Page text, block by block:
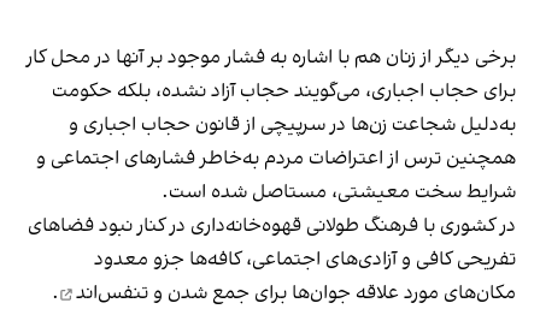
برخی دیگر از زنان هم با اشاره به فشار موجود بر آنها در محل کار
برای حجاب اجباری، می‌گویند حجاب آزاد نشده، بلکه حکومت
به‌دلیل شجاعت زن‌ها در سرپیچی از قانون حجاب اجباری و
همچنین ترس از اعتراضات مردم به‌خاطر فشارهای اجتماعی و
شرایط سخت معیشتی، مستاصل شده است.
در کشوری با فرهنگ طولانی قهوه‌‌خانه‌داری در کنار نبود فضاهای
تفریحی کافی و آزادی‌های اجتماعی، کافه‌ها جزو معدود
مکان‌های مورد علاقه جوان‌ها برای جمع شدن و تنفس‌اند
.